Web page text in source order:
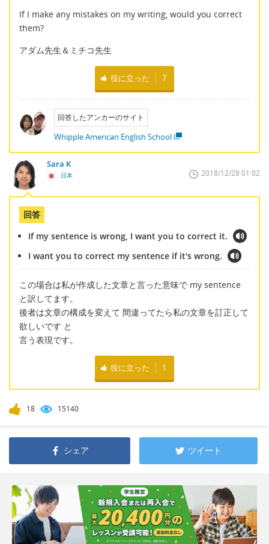
If I make any mistakes on my writing, would you correct
them?
アダム先生＆ミチコ先生
役に立った 7
回答したアンカーのサイト
Whipple American English School
Sara K
日本 2018/12/28 01:02
回答
If my sentence is wrong, I want you to correct it.
I want you to correct my sentence if it's wrong.
この場合は私が作成した文章と言った意味で my sentence
と訳してます。
後者は文章の構成を変えて 間違ってたら私の文章を訂正して
欲しいです と
言う表現です。
役に立った 1
18 15140
シェア ツイート